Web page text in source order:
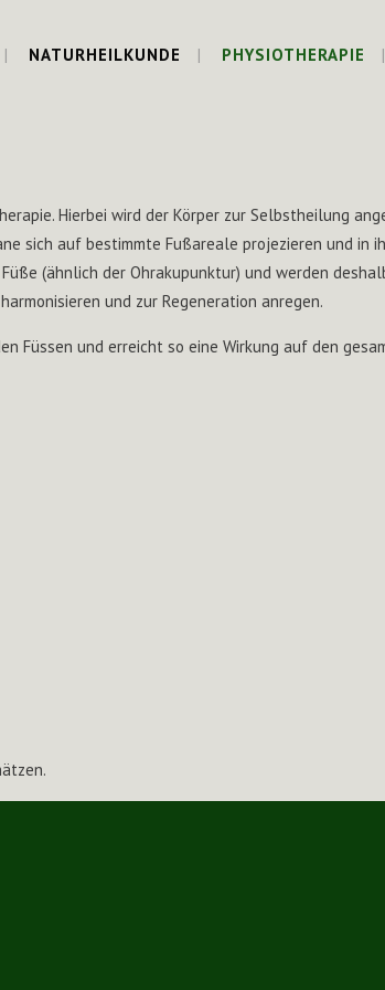
NATURHEILKUNDE PHYSIOTHERAPIE
Hierbei wird der Körper zur Selbstheilung
sich auf bestimmte Fußareale projezieren und in
(ähnlich der Ohrakupunktur) und werden
und zur Regeneration anregen.
Füssen und erreicht so eine Wirkung auf den